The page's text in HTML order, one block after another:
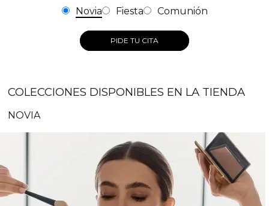
Novia Fiesta Comunión
PIDE TU CITA
COLECCIONES DISPONIBLES EN LA TIENDA
NOVIA